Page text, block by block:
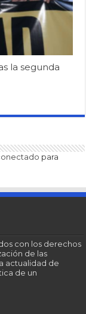
la segunda
para
con los derechos
de las
actualidad de
de un